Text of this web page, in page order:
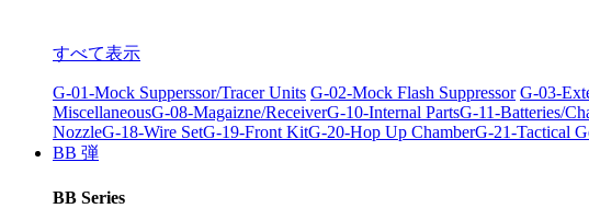
すべて表示
G-01-Mock Supperssor/Tracer Units G-02-Mock Flash Suppressor G-03-
MiscellaneousG-08-Magaizne/ReceiverG-10-Internal PartsG-11-Batteries/
NozzleG-18-Wire SetG-19-Front KitG-20-Hop Up ChamberG-21-Tactical
BB 弾
BB Series